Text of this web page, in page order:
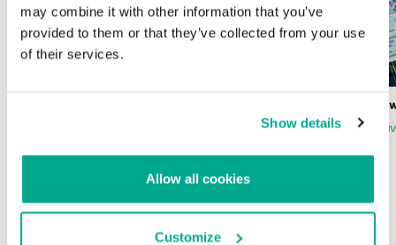
may combine it with other information that you’ve
provided to them or that they’ve collected from your use
of their services.
Show details
Allow all cookies
Customize
Estado del
FABIO ASSOLINI
MARC